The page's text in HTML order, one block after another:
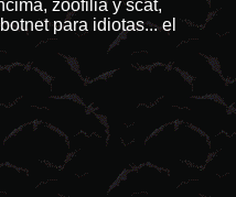
zoofilia y scat,
para idiotas... el